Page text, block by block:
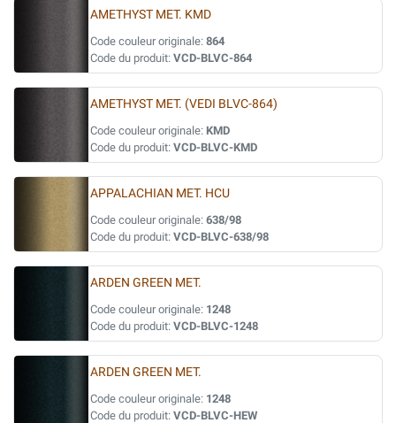
AMETHYST MET. KMD
Code couleur originale: 864
Code du produit: VCD-BLVC-864
AMETHYST MET. (VEDI BLVC-864)
Code couleur originale: KMD
Code du produit: VCD-BLVC-KMD
APPALACHIAN MET. HCU
Code couleur originale: 638/98
Code du produit: VCD-BLVC-638/98
ARDEN GREEN MET.
Code couleur originale: 1248
Code du produit: VCD-BLVC-1248
ARDEN GREEN MET.
Code couleur originale: 1248
Code du produit: VCD-BLVC-HEW